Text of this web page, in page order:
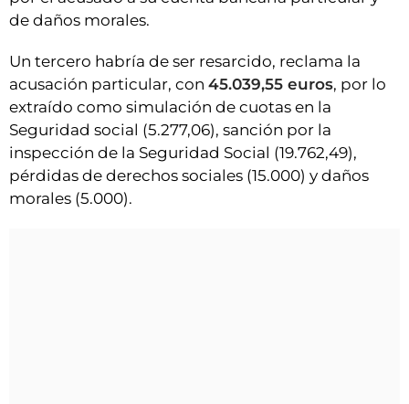
de daños morales.
Un tercero habría de ser resarcido, reclama la
acusación particular, con 45.039,55 euros, por lo
extraído como simulación de cuotas en la
Seguridad social (5.277,06), sanción por la
inspección de la Seguridad Social (19.762,49),
pérdidas de derechos sociales (15.000) y daños
morales (5.000).